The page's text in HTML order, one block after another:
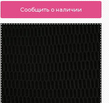
Сообщить о наличии